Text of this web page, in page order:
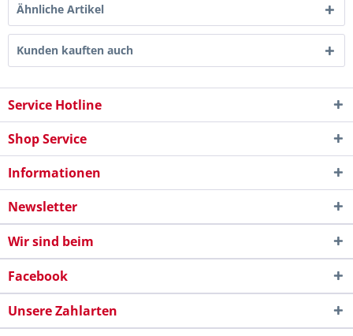
Ähnliche Artikel
Kunden kauften auch
Service Hotline
Shop Service
Informationen
Newsletter
Wir sind beim
Facebook
Unsere Zahlarten